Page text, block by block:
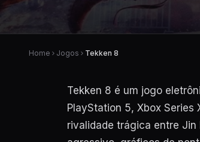
Home Jogos Tekken 8
Tekken 8 é um jogo
PlayStation 5, Xbox
rivalidade trágica entre Jin